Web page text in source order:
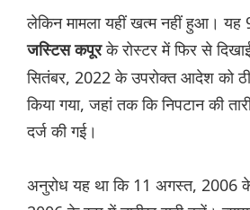
लेकिन मामला यहीं खत्म नहीं हुआ। यह
जस्टिस कपूरके रोस्टर में फिर से
सितंबर, 2022 के उपरोक्त आदेश को
किया गया, जहां तक कि निपटान की
दर्ज की गई।
अनुरोध यह था कि 11 अगस्त, 2006